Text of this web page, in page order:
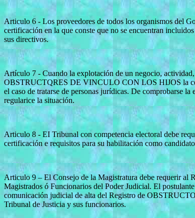
Articulo 6 - Los proveedores de todos los organismos del
certificación en la que conste que no se encuentran
sus directivos.
Artículo 7 - Cuando la explotación de un negocio,
OBSTRUCTQRES DE VINCULO CON LOS HIJOS la
el caso de tratarse de personas jurídicas. De comprobarse
regularice la situación.
Articulo 8 - EI Tribunal con competencia electoral debe
certificación e requisitos para su habilitación como
Articulo 9 – El Consejo de la Magistratura debe requerir al
Magistrados ó Funcionarios del Poder Judicial. El
comunicación judicial de alta del Registro de
Tribunal de Justicia y sus funcionarios.